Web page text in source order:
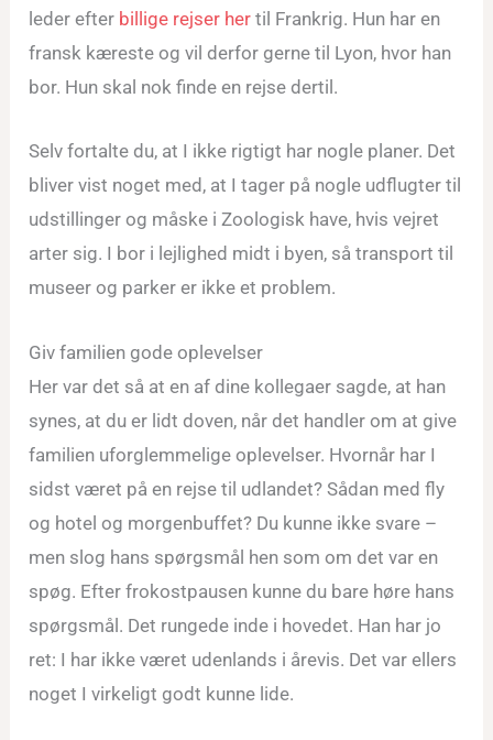
leder efter billige rejser her til Frankrig. Hun har en
fransk kæreste og vil derfor gerne til Lyon, hvor han
bor. Hun skal nok finde en rejse dertil.
Selv fortalte du, at I ikke rigtigt har nogle planer. Det
bliver vist noget med, at I tager på nogle udflugter til
udstillinger og måske i Zoologisk have, hvis vejret
arter sig. I bor i lejlighed midt i byen, så transport til
museer og parker er ikke et problem.
Giv familien gode oplevelser
Her var det så at en af dine kollegaer sagde, at han
synes, at du er lidt doven, når det handler om at give
familien uforglemmelige oplevelser. Hvornår har I
sidst været på en rejse til udlandet? Sådan med fly
og hotel og morgenbuffet? Du kunne ikke svare –
men slog hans spørgsmål hen som om det var en
spøg. Efter frokostpausen kunne du bare høre hans
spørgsmål. Det rungede inde i hovedet. Han har jo
ret: I har ikke været udenlands i årevis. Det var ellers
noget I virkeligt godt kunne lide.